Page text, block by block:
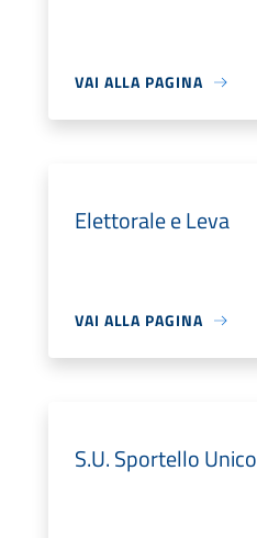
VAI ALLA PAGINA
Elettorale e Leva
VAI ALLA PAGINA
S.U. Sportello Unico